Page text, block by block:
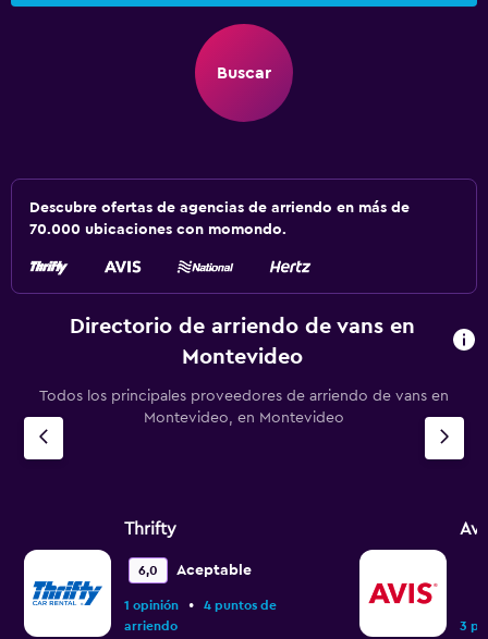
Buscar
Descubre ofertas de agencias de arriendo en más de
70.000 ubicaciones con momondo.
Directorio de arriendo de vans en
Montevideo
Todos los principales proveedores de arriendo de vans en
Montevideo, en Montevideo
Thrifty
6,0 Aceptable
1 opinión •
4 puntos de
arriendo
3